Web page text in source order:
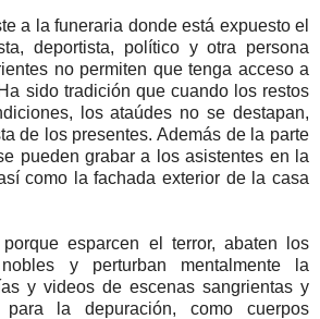
a la funeraria donde está expuesto el
deportista, político y otra persona
no permiten que tenga acceso a
sido tradición que cuando los restos
los ataúdes no se destapan,
de los presentes. Además de la parte
pueden grabar a los asistentes en la
como la fachada exterior de la casa
esparcen el terror, abaten los
y perturban mentalmente la
y videos de escenas sangrientas y
la depuración, como cuerpos